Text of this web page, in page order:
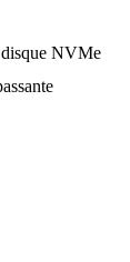
disque NVMe